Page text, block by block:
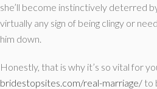
she’ll become instinctively deterred
virtually any sign of being clingy or
him down.
Honestly, that is why it’s so vital for
bridestopsites.com/real-marriage/ to